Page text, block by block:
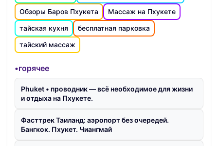
Обзоры Баров Пхукета
Массаж на Пхукете
тайская кухня
бесплатная парковка
тайский массаж
•горячее
Phuket • проводник — всё необходимое для жизни
и отдыха на Пхукете.
Фасттрек Таиланд: аэропорт без очередей.
Бангкок. Пхукет. Чиангмай